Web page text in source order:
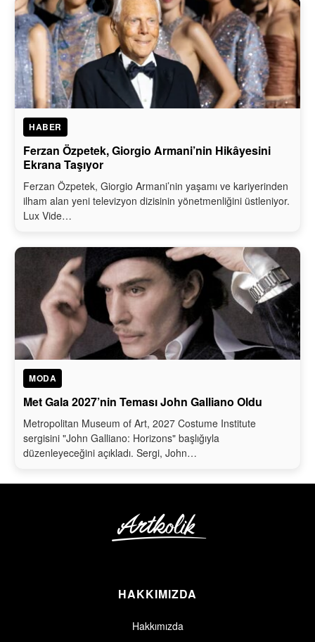
HABER
Ferzan Özpetek, Giorgio Armani’nin Hikâyesini
Ekrana Taşıyor
Ferzan Özpetek, Giorgio Armani’nin yaşamı ve kariyerinden
ilham alan yeni televizyon dizisinin yönetmenliğini üstleniyor.
Lux Vide…
MODA
Met Gala 2027’nin Teması John Galliano Oldu
Metropolitan Museum of Art, 2027 Costume Institute
sergisini "John Galliano: Horizons" başlığıyla
düzenleyeceğini açıkladı. Sergi, John…
HAKKIMIZDA
Hakkımızda